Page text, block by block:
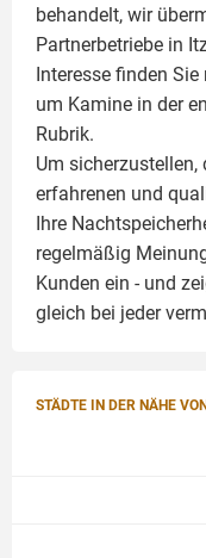
behandelt, wir
Partnerbetriebe in
Interesse finden
um Kamine in der
Rubrik.
Um
erfahrenen und
Ihre
regelmäßig
Kunden ein - und
gleich bei jeder
STÄDTE IN DER NÄHE